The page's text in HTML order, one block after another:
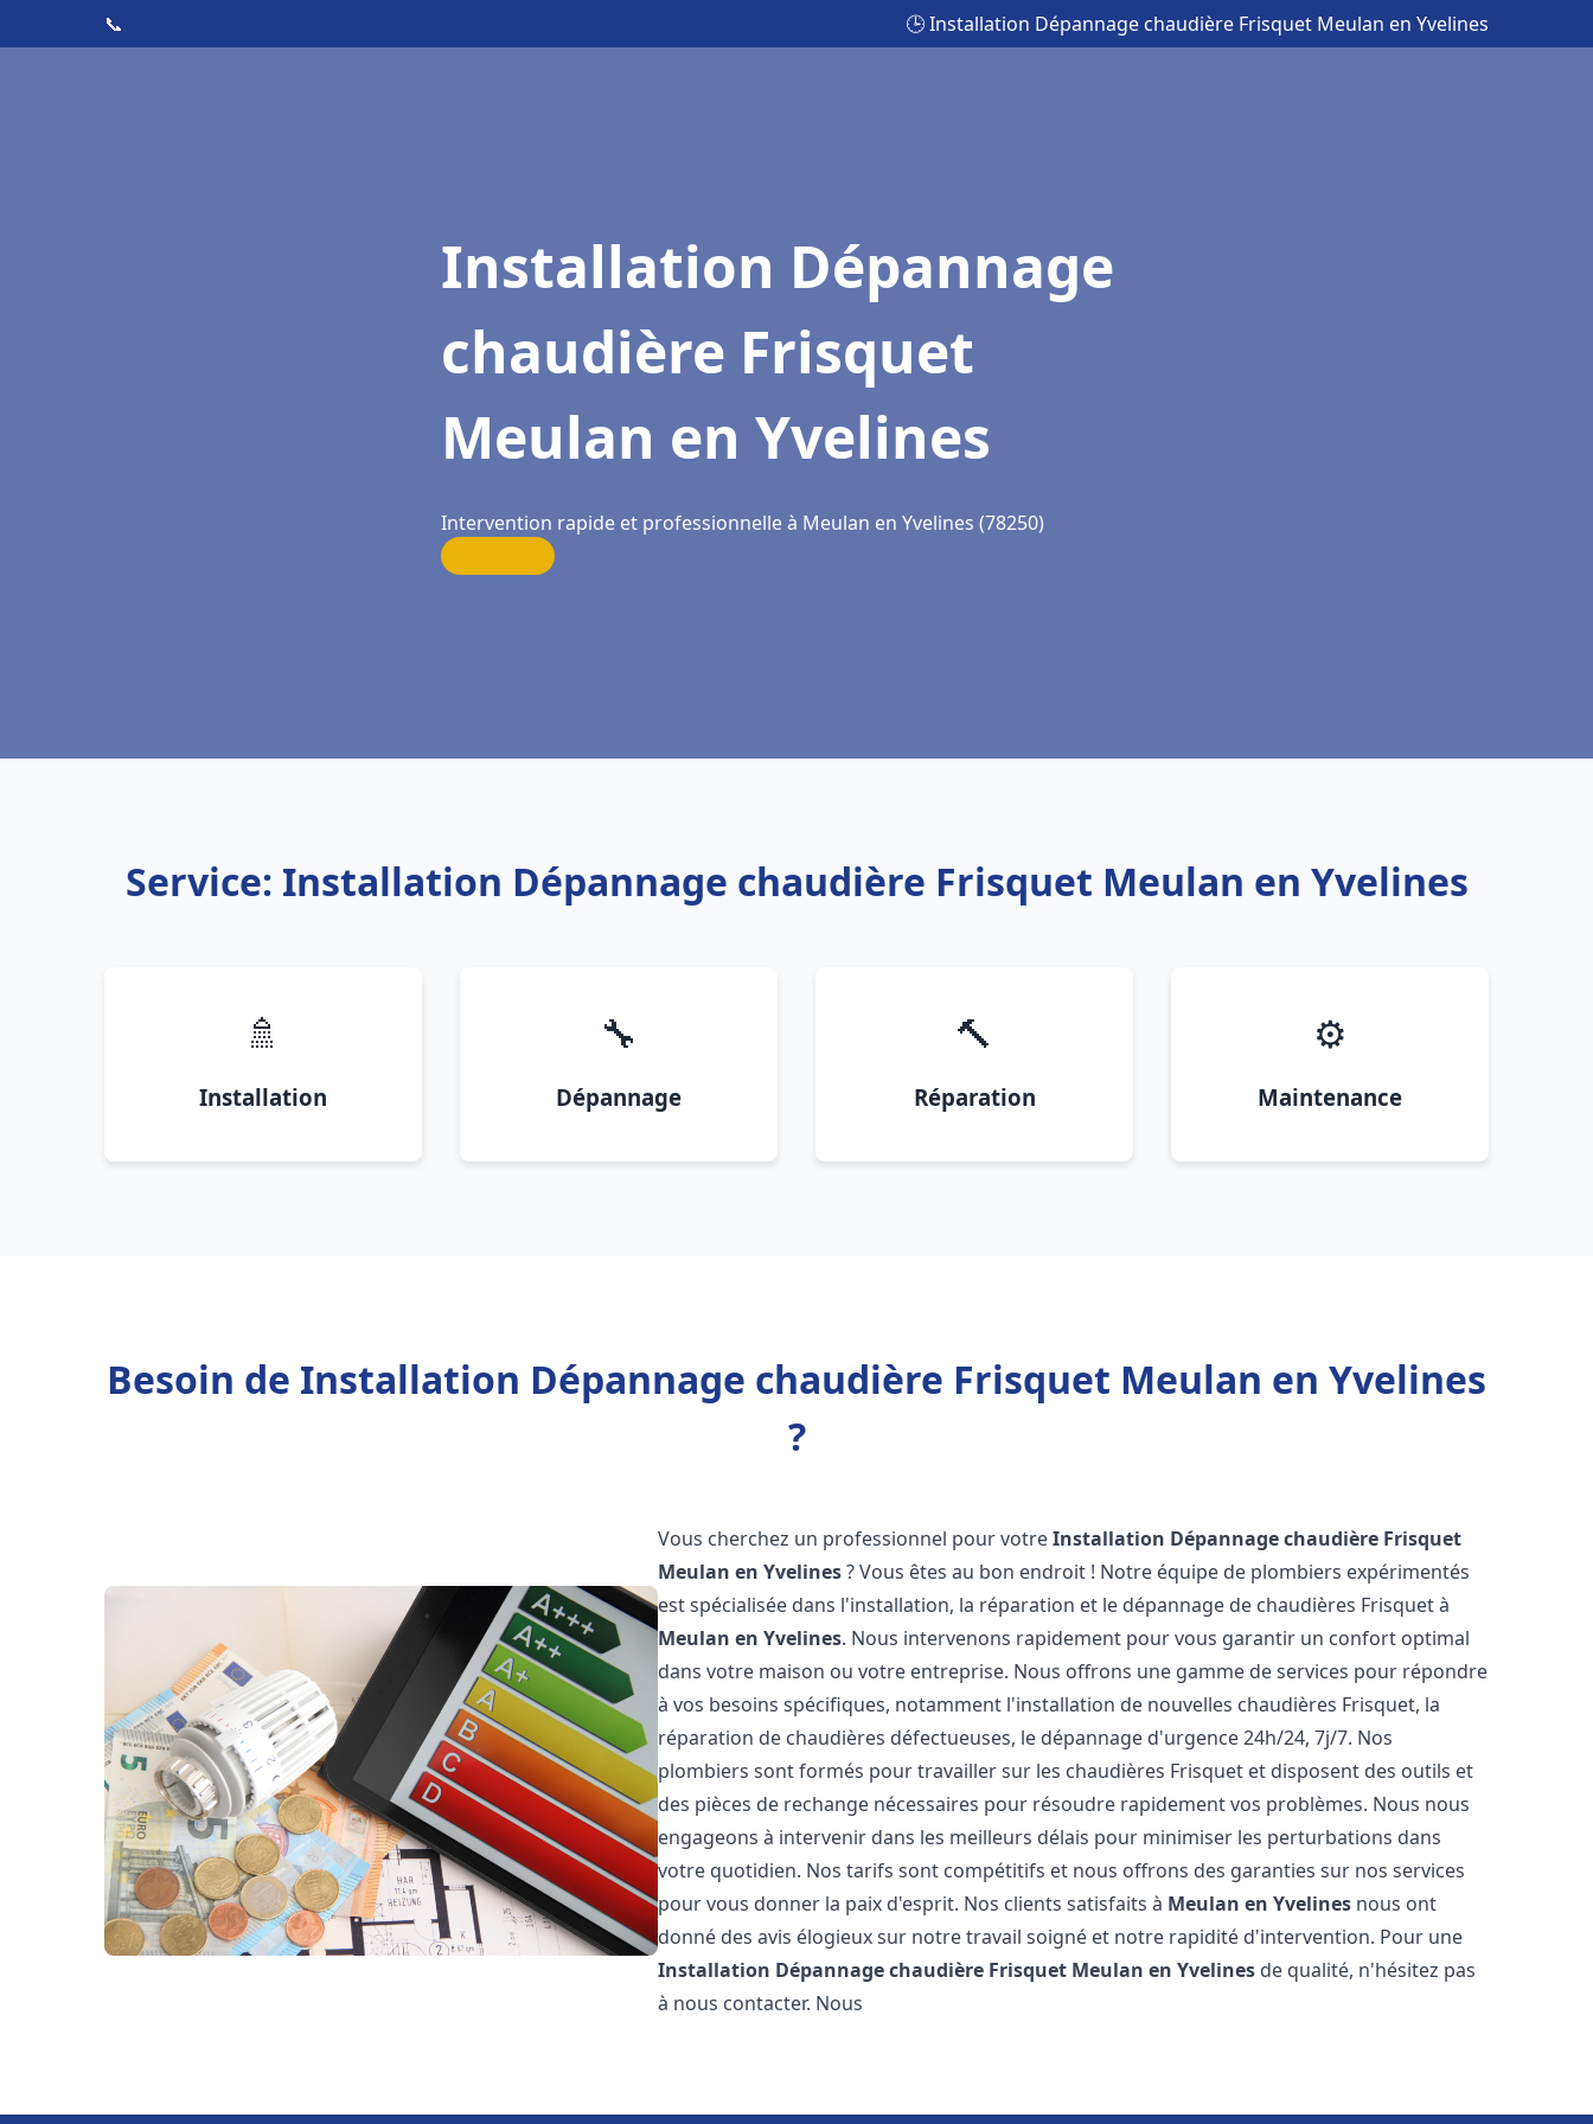
📞 🕒 Installation Dépannage chaudière Frisquet Meulan en Yvelines
Installation Dépannage
chaudière Frisquet
Meulan en Yvelines
Intervention rapide et professionnelle à Meulan en Yvelines (78250)
Service: Installation Dépannage chaudière Frisquet Meulan en Yvelines
🚿
Installation
🔧
Dépannage
🔨
Réparation
⚙️
Maintenance
Besoin de Installation Dépannage chaudière Frisquet Meulan en Yvelines
?
Vous cherchez un professionnel pour votreInstallation Dépannage chaudière Frisquet
Meulan en Yvelines? Vous êtes au bon endroit ! Notre équipe de plombiers expérimentés
est spécialisée dans l'installation, la réparation et le dépannage de chaudières Frisquet à
Meulan en Yvelines. Nous intervenons rapidement pour vous garantir un confort optimal
dans votre maison ou votre entreprise. Nous offrons une gamme de services pour répondre
à vos besoins spécifiques, notamment l'installation de nouvelles chaudières Frisquet, la
réparation de chaudières défectueuses, le dépannage d'urgence 24h/24, 7j/7. Nos
plombiers sont formés pour travailler sur les chaudières Frisquet et disposent des outils et
des pièces de rechange nécessaires pour résoudre rapidement vos problèmes. Nous nous
engageons à intervenir dans les meilleurs délais pour minimiser les perturbations dans
votre quotidien. Nos tarifs sont compétitifs et nous offrons des garanties sur nos services
pour vous donner la paix d'esprit. Nos clients satisfaits à Meulan en Yvelines nous ont
donné des avis élogieux sur notre travail soigné et notre rapidité d'intervention. Pour une
Installation Dépannage chaudière Frisquet Meulan en Yvelines de qualité, n'hésitez pas
à nous contacter. Nous